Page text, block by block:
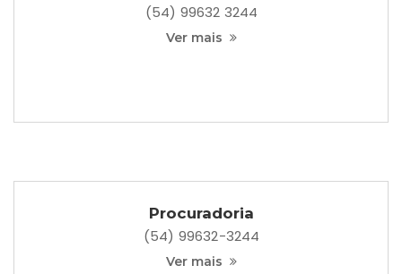
(54) 99632 3244
Ver mais
Procuradoria
(54) 99632-3244
Ver mais